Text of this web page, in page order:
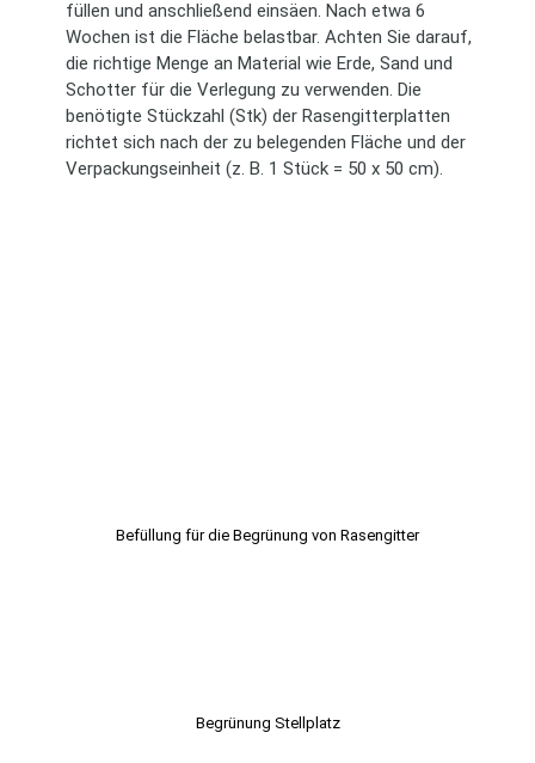
füllen und anschließend einsäen. Nach etwa 6
Wochen ist die Fläche belastbar. Achten Sie darauf,
die richtige Menge an Material wie Erde, Sand und
Schotter für die Verlegung zu verwenden. Die
benötigte Stückzahl (Stk) der Rasengitterplatten
richtet sich nach der zu belegenden Fläche und der
Verpackungseinheit (z. B. 1 Stück = 50 x 50 cm).
Befüllung für die Begrünung von Rasengitter
Begrünung Stellplatz